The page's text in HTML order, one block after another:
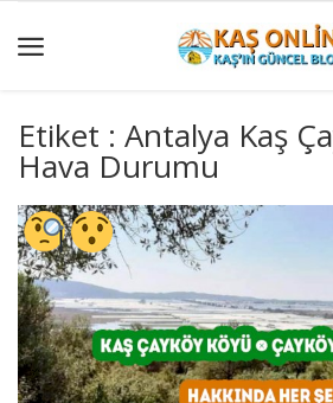
GÜNCEL
YÖRESEL
HABERLER
AKTİVİTELER
KÖŞE
YAZILARI
Etiket : Antalya Kaş
Hava Durumu